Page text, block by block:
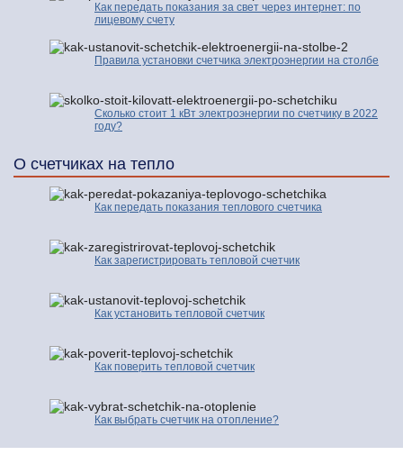
Как передать показания за свет через интернет: по
лицевому счету
Правила установки счетчика электроэнергии на столбе
Сколько стоит 1 кВт электроэнергии по счетчику в 2022
году?
О счетчиках на тепло
Как передать показания теплового счетчика
Как зарегистрировать тепловой счетчик
Как установить тепловой счетчик
Как поверить тепловой счетчик
Как выбрать счетчик на отопление?